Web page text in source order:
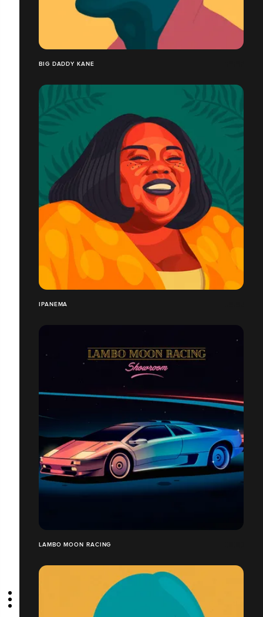
BIG DADDY KANE
IPANEMA
LAMBO MOON RACING